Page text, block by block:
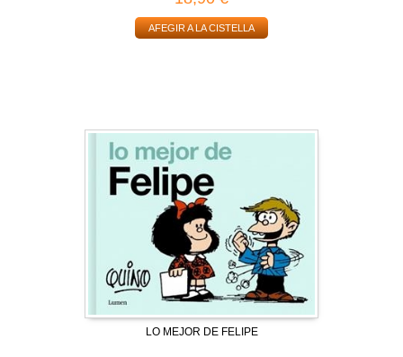
AFEGIR A LA CISTELLA
LO MEJOR DE FELIPE